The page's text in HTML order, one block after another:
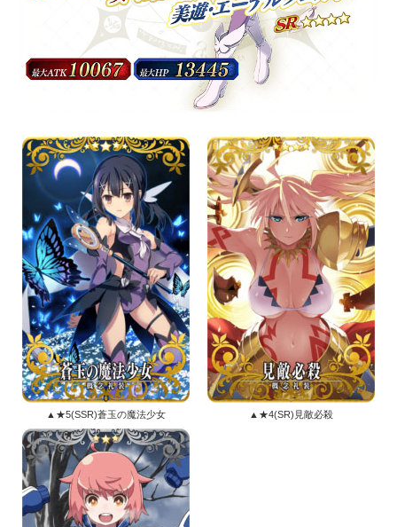
▲★5(SSR)蒼玉の魔法少女 ▲★4(SR)見敵必殺